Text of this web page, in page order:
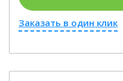
Заказать в один клик